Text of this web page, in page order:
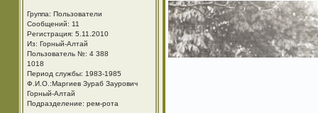
Группа: Пользователи
Сообщений: 11
Регистрация: 5.11.2010
Из: Горный-Алтай
Пользователь №: 4 388
1018
Период службы: 1983-1985
Ф.И.О.:Маргиев Зураб Заурович
Горный-Алтай
Подразделение: рем-рота